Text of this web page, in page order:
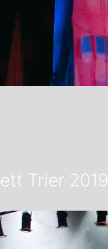
Trier 2019